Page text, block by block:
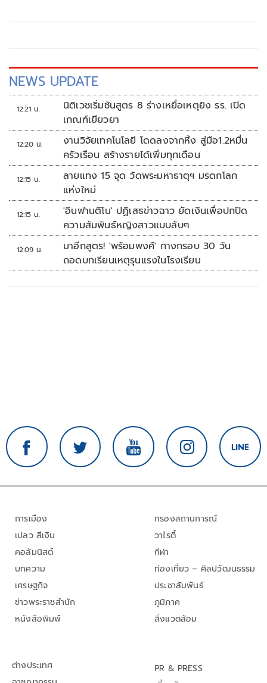
NEWS UPDATE
12:21 น.
นิติเวชเริ่มชันสูตร 8 ร่างเหยื่อเหตุยิง รร. เปิด
เกณฑ์เยียวยา
12:20 น.
งานวิจัยเทคโนโลยี โดดลงจากหิ้ง สู่มือ1.2หมื่น
ครัวเรือน สร้างรายได้เพิ่มทุกเดือน
12:15 น.
ลายแทง 15 จุด วัดพระมหาธาตุฯ มรดกโลก
แห่งใหม่
12:15 น.
'อินฟานติโน' ปฏิเสธข่าวฉาว ยัดเงินเพื่อปกปิด
ความสัมพันธ์หญิงสาวแบบลับๆ
12:09 น.
มาอีกสูตร! 'พร้อมพงศ์' กางกรอบ 30 วัน
ถอดบทเรียนเหตุรุนแรงในโรงเรียน
การเมือง
เปลว สีเงิน
คอลัมนิสต์
บทความ
เศรษฐกิจ
ข่าวพระราชสำนัก
หนังสือพิมพ์
กรองสถานการณ์
วาไรตี้
กีฬา
ท่องเที่ยว – ศิลปวัฒนธรรม
ประชาสัมพันธ์
ภูมิภาค
สิ่งแวดล้อม
ต่างประเทศ
PR & PRESS